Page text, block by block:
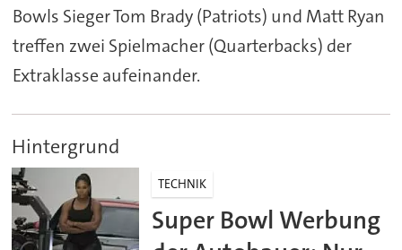
Bowls Sieger Tom Brady (Patriots) und Matt Ryan
treffen zwei Spielmacher (Quarterbacks) der
Extraklasse aufeinander.
Hintergrund
TECHNIK
Super Bowl Werbung